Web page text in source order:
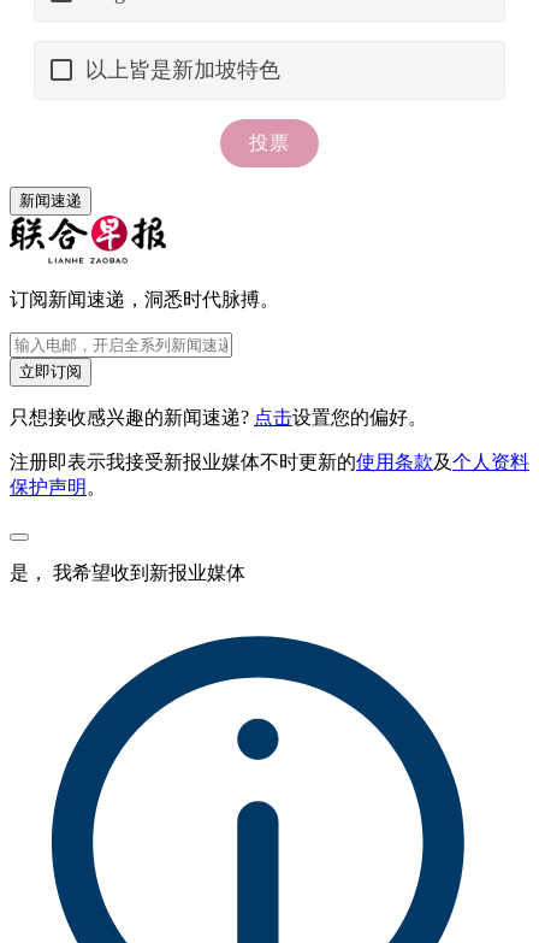
新闻速递
订阅新闻速递，洞悉时代脉搏。
立即订阅
只想接收感兴趣的新闻速递? 点击设置您的偏好。
注册即表示我接受新报业媒体不时更新的使用条款及个人资料
保护声明 。
是， 我希望收到新报业媒体